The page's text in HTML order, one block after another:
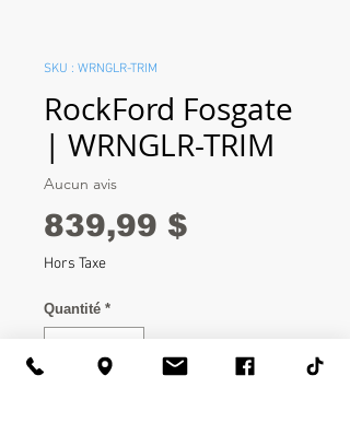
SKU : WRNGLR-TRIM
RockFord Fosgate
| WRNGLR-TRIM
Aucun avis
839,99 $
Hors Taxe
Quantité *